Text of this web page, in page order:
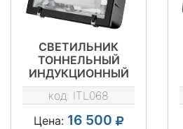
СВЕТИЛЬНИК
ТОННЕЛЬНЫЙ
ИНДУКЦИОННЫЙ
ITL-TN001 150W
код: ITL068
Цена: 16 500